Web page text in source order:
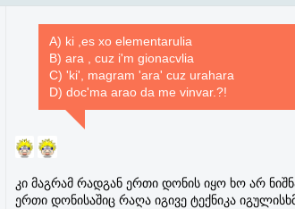
A) ki ,es xo elementarulia
B) ara , cuz i'm gionacvlia
C) 'ki', magram 'ara' cuz urahara
D) doc'ma arao da me vinvar.?!
კი მაგრამ რადგან ერთი დონის იყო ხო არ
ერთი დონისაშიც რაღა იგივე ტექნიკა